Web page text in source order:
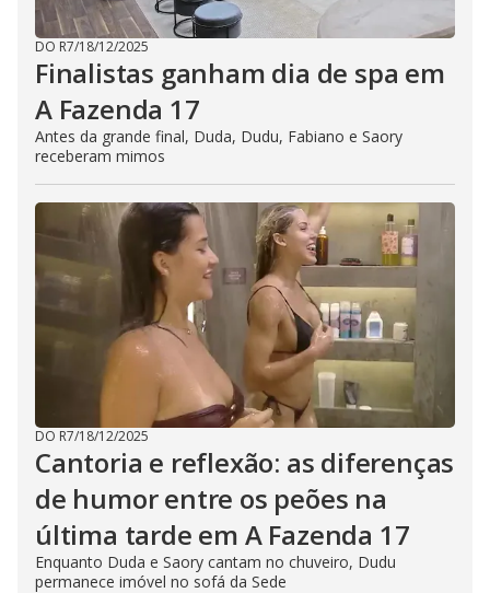
DO R7/18/12/2025
Finalistas ganham dia de spa em
A Fazenda 17
Antes da grande final, Duda, Dudu, Fabiano e Saory
receberam mimos
DO R7/18/12/2025
Cantoria e reflexão: as diferenças
de humor entre os peões na
última tarde em A Fazenda 17
Enquanto Duda e Saory cantam no chuveiro, Dudu
permanece imóvel no sofá da Sede